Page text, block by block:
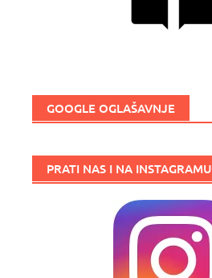
GOOGLE OGLAŠAVNJE
PRATI NAS I NA INSTAGRAMU